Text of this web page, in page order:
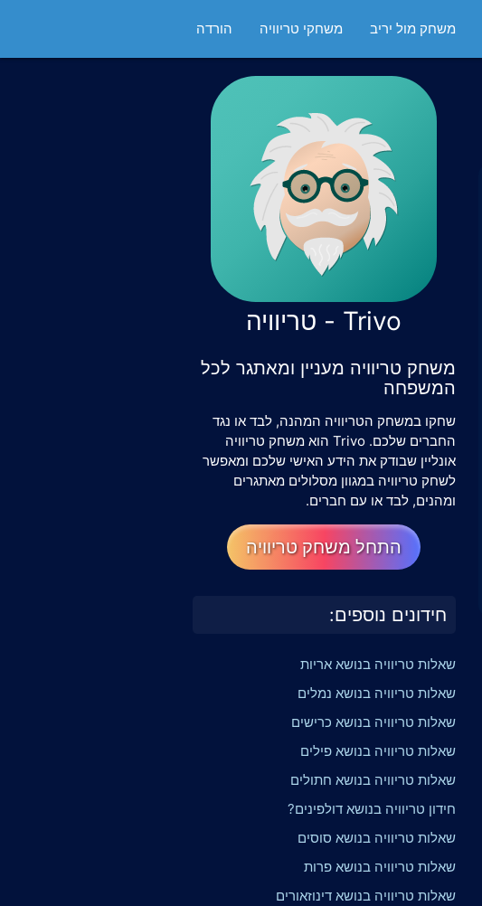
משחק מול יריב משחקי טריוויה הורדה
Trivo - טריוויה
משחק טריוויה מעניין ומאתגר לכל
המשפחה
שחקו במשחק הטריוויה המהנה, לבד או נגד
החברים שלכם. Trivo הוא משחק טריוויה
אונליין שבודק את הידע האישי שלכם ומאפשר
לשחק טריוויה במגוון מסלולים מאתגרים
ומהנים, לבד או עם חברים.
התחל משחק טריוויה
חידונים נוספים:
שאלות טריוויה בנושא אריות
שאלות טריוויה בנושא נמלים
שאלות טריוויה בנושא כרישים
שאלות טריוויה בנושא פילים
שאלות טריוויה בנושא חתולים
חידון טריוויה בנושא דולפינים?
שאלות טריוויה בנושא סוסים
שאלות טריוויה בנושא פרות
שאלות טריוויה בנושא דינוזאורים